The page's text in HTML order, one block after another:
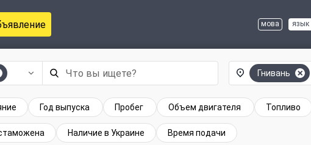
мова язык
Гнивань
Год выпуска Пробег Объем двигателя Топливо
Наличие в Украине Время подачи